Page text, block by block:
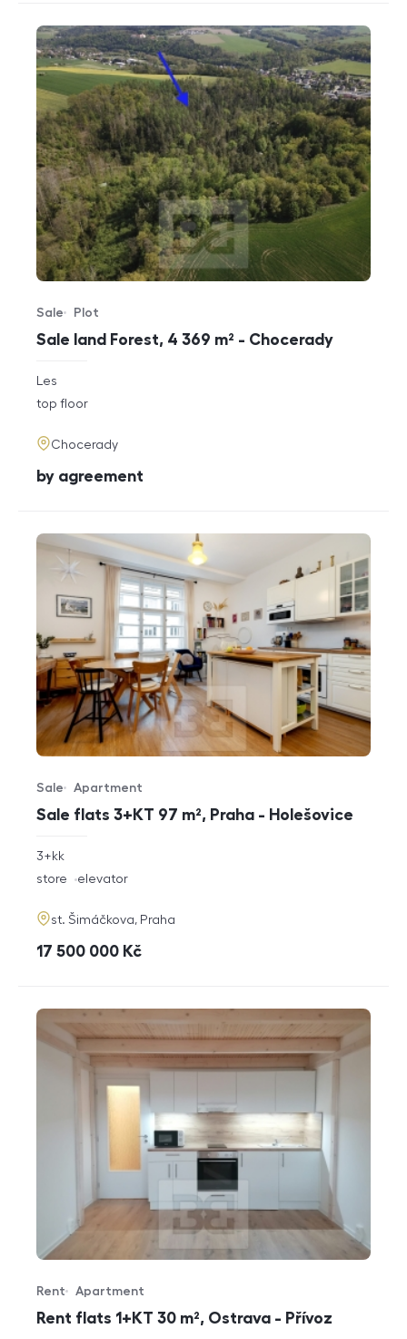
Sale land Forest, 4 369 m² - Chocerady
Offer type
Sale
Property type
Plot
rozměry
disposition
Les
funkce
top floor
adresa
Chocerady
cena
by agreement
Sale flats 3+KT 97 m², Praha - Holešovice
Offer type
Sale
Property type
Apartment
rozměry
disposition
3+kk
funkce
store elevator
adresa
st. Šimáčkova, Praha
cena
17 500 000 Kč
Rent flats 1+KT 30 m², Ostrava - Přívoz
Offer type
Rent
Property type
Apartment